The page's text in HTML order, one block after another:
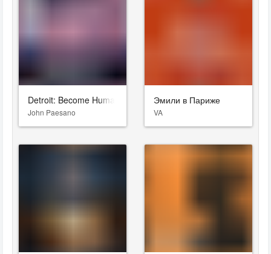
Detroit: Become Human
John Paesano
Эмили в Париже
VA